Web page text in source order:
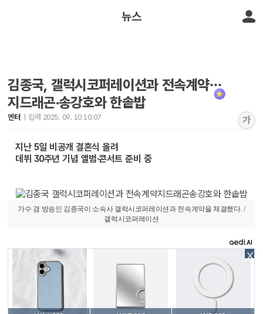
뉴스
김종국, 갤럭시코퍼레이션과 전속계약…
지드래곤·송강호와 한솥밥
엔터 입력 2025. 09. 10 10:07 가
지난 5일 비공개 결혼식 올려
데뷔 30주년 기념 앨범·콘서트 준비 중
가수 겸 방송인 김종국이 소속사 갤럭시코퍼레이션과 전속계약을 체결했다. /
갤럭시코퍼레이션
X